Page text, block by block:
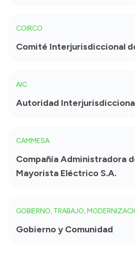
Comité Interjurisdiccional
COIRCO
Autoridad
AIC
Compañía Administradora
Mayorista Eléctrico S.A.
CAMMESA
Gobierno y Comunidad
GOBIERNO, TRABAJO,